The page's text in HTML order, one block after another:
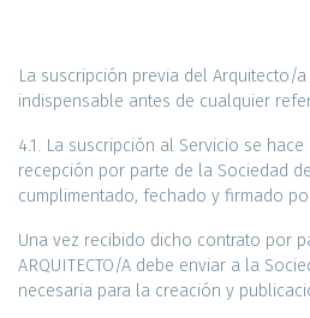
La suscripción previa del Arquitecto/
indispensable antes de cualquier
4.1. La suscripción al Servicio se
recepción por parte de la Sociedad
cumplimentado, fechado y firmado
Una vez recibido dicho contrato por
ARQUITECTO/A debe enviar a la
necesaria para la creación y